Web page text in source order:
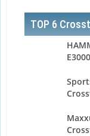
TOP 6